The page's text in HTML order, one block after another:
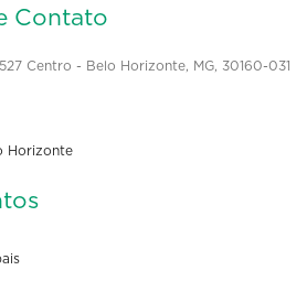
Contato
Centro - Belo Horizonte, MG, 30160-031
Horizonte